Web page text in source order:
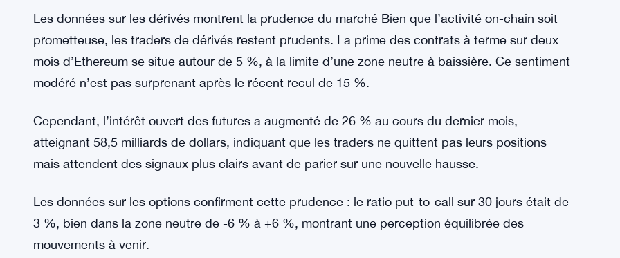
Solana ont reculé de 10 %, tandis que ceux de BNB Chain ont chuté de 57 %.
Parmi les principaux moteurs de revenus d’Ethereum figurent le protocole de staking liquide
Lido (91,7 millions de dollars), l’échange décentralisé Uniswap (91,2 millions) et la plateforme de
DeFi malgré la concurrence croissante.
Les données sur les dérivés montrent la prudence du marché Bien que l’activité on-chain soit
mois d’Ethereum se situe autour de 5 %, à la limite d’une zone neutre à baissière. Ce sentiment
modéré n’est pas surprenant après le récent recul de 15 %.